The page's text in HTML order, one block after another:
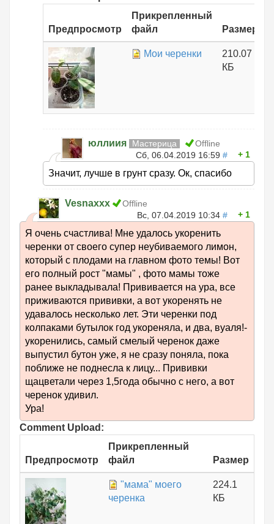
Предпросмотр
Прикрепленный
файл
Размер
Мои черенки
210.07
КБ
юллиия Мастерица
Offline
Сб, 06.04.2019 16:59 # 1
Значит, лучше в грунт сразу. Ок, спасибо
Vesnaxxx
Offline
Вс, 07.04.2019 10:34 # 1
Я очень счастлива! Мне удалось укоренить
черенки от своего супер неубиваемого лимон,
который с плодами на главном фото темы! Вот
его полный рост "мамы" , фото мамы тоже
ранее выкладывала! Прививается на ура, все
приживаются прививки, а вот укоренять не
удавалось несколько лет. Эти черенки под
колпаками бутылок год укореняла, и два, вуаля!-
укоренились, самый смелый черенок даже
выпустил бутон уже, я не сразу поняла, пока
поближе не поднесла к лицу... Прививки
щацветали через 1,5года обычно с него, а вот
черенок удивил.
Ура!
Comment Upload:
Предпросмотр
Прикрепленный
файл
Размер
"мама" моего
черенка
224.1
КБ